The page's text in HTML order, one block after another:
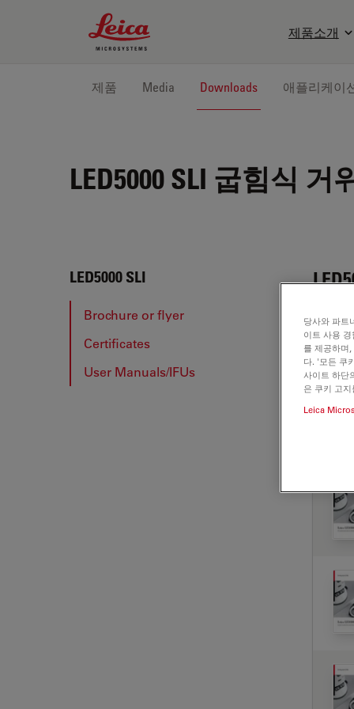
Leica Microsystems Logo
제품소개
제품 Media Downloads 애플리케이
LED5000 SLI 굽힘식 거
LED5000 SLI
Brochure or flyer
Certificates
User Manuals/IFUs
당사와 파트
이트 사용
를 제공하며
다. '모든 쿠
사이트 하단
은 쿠키 고
Leica